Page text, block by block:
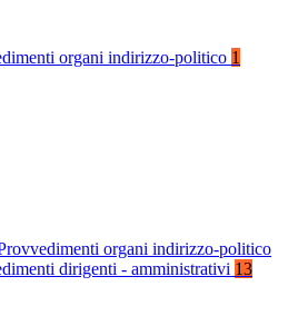
organi indirizzo-politico 1
organi indirizzo-politico
dirigenti - amministrativi 13